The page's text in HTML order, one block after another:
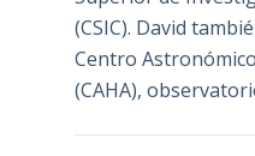
(CSIC). David
Centro
(CAHA),